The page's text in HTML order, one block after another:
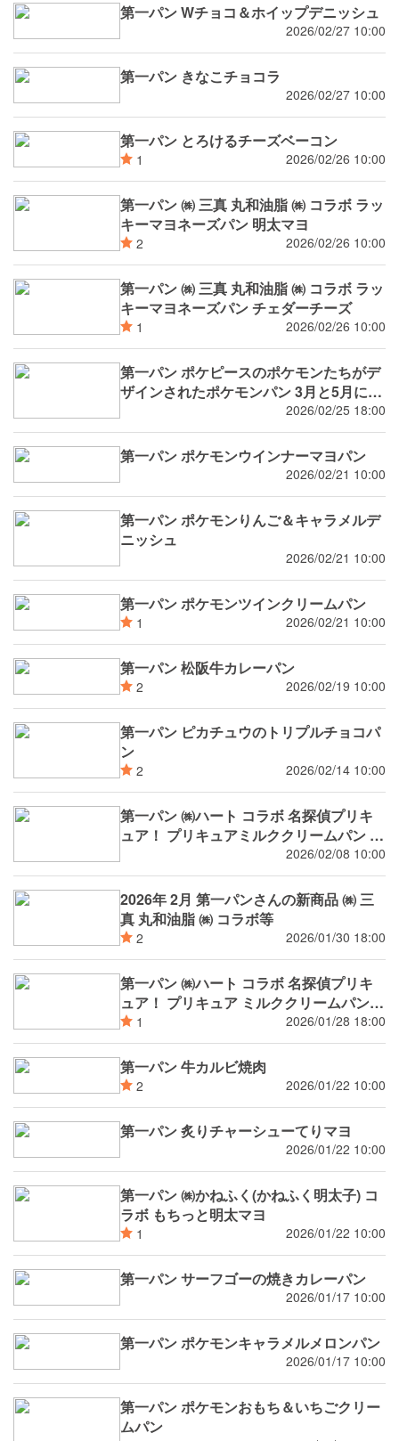
第一パン Wチョコ＆ホイップデニッシュ
2026/02/27 10:00
第一パン きなこチョコラ
2026/02/27 10:00
第一パン とろけるチーズベーコン
1 2026/02/26 10:00
第一パン ㈱ 三真 丸和油脂 ㈱ コラボ ラッ
キーマヨネーズパン 明太マヨ
2 2026/02/26 10:00
第一パン ㈱ 三真 丸和油脂 ㈱ コラボ ラッ
キーマヨネーズパン チェダーチーズ
1 2026/02/26 10:00
第一パン ポケピースのポケモンたちがデ
ザインされたポケモンパン 3月と5月にそ
2026/02/25 18:00
第一パン ポケモンウインナーマヨパン
2026/02/21 10:00
第一パン ポケモンりんご＆キャラメルデ
ニッシュ
2026/02/21 10:00
第一パン ポケモンツインクリームパン
1 2026/02/21 10:00
第一パン 松阪牛カレーパン
2 2026/02/19 10:00
第一パン ピカチュウのトリプルチョコパ
ン
2 2026/02/14 10:00
第一パン ㈱ハート コラボ 名探偵プリキ
ュア！ プリキュアミルククリームパン プ
2026/02/08 10:00
2026年 2月 第一パンさんの新商品 ㈱ 三
真 丸和油脂 ㈱ コラボ等
2 2026/01/30 18:00
第一パン ㈱ハート コラボ 名探偵プリキ
ュア！ プリキュア ミルククリームパン
プリキュア メロンパン 2月新発売
1 2026/01/28 18:00
第一パン 牛カルビ焼肉
2 2026/01/22 10:00
第一パン 炙りチャーシューてりマヨ
2026/01/22 10:00
第一パン ㈱かねふく(かねふく明太子) コ
ラボ もちっと明太マヨ
1 2026/01/22 10:00
第一パン サーフゴーの焼きカレーパン
2026/01/17 10:00
第一パン ポケモンキャラメルメロンパン
2026/01/17 10:00
第一パン ポケモンおもち＆いちごクリー
ムパン